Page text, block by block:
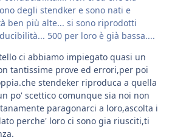
degli stendker e sono nati e
ben più alte... si sono riprodotti
500 per loro è già bassa....
ci abbiamo impiegato quasi un
tantissime prove ed errori,per poi
stendeker riproduca a quella
po' scettico comunque sia noi non
paragonarci a loro,ascolta i
perche' loro ci sono gia riusciti,ti